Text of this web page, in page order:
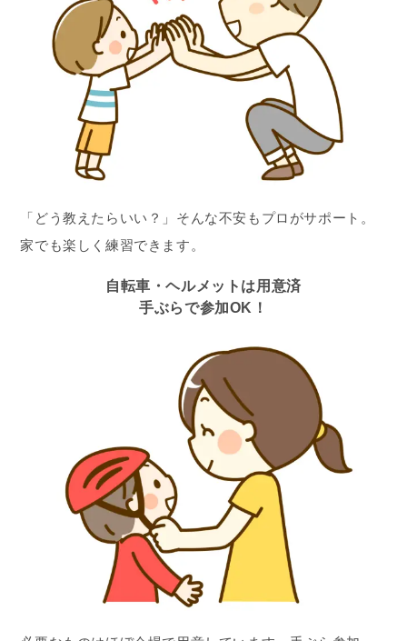
「どう教えたらいい？」そんな不安もプロがサポート。
家でも楽しく練習できます。
自転車・ヘルメットは用意済
手ぶらで参加OK！